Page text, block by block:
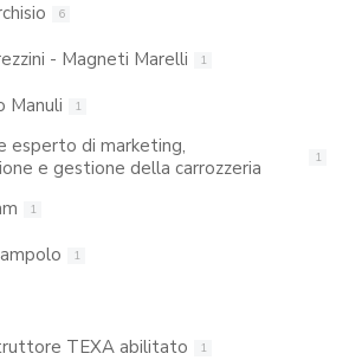
6
- Magneti Marelli 1
Manuli 1
esperto di marketing,
e gestione della carrozzeria
1
1
1
TEXA abilitato 1